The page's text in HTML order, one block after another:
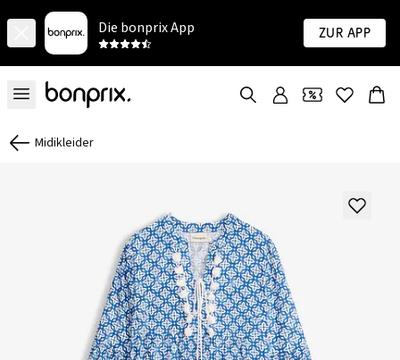
Die bonprix App Zur App
Midikleider